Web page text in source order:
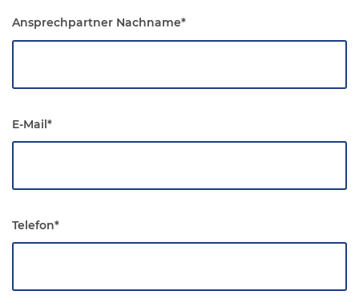
Ansprechpartner Nachname*
E-Mail*
Telefon*